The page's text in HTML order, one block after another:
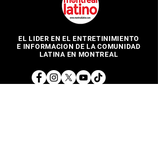
EL LIDER EN EL ENTRETINIMIENTO
E INFORMACION DE LA COMUNIDAD
LATINA EN MONTREAL